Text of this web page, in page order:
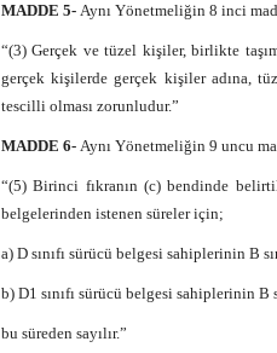
MADDE 5- Aynı Yönetmeliğin 8 inci
“(3) Gerçek ve tüzel kişiler, birlikte
gerçek kişilerde gerçek kişiler adına,
tescilli olması zorunludur.”
MADDE 6- Aynı Yönetmeliğin 9 uncu
“(5) Birinci fıkranın (c) bendinde
belgelerinden istenen süreler için;
a) D sınıfı sürücü belgesi sahiplerinin B
b) D1 sınıfı sürücü belgesi sahiplerinin B
bu süreden sayılır.”